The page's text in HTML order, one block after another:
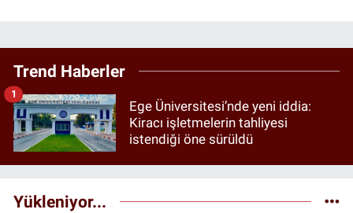
Trend Haberler
Ege Üniversitesi’nde yeni iddia:
Kiracı işletmelerin tahliyesi
istendiği öne sürüldü
1
Yükleniyor...